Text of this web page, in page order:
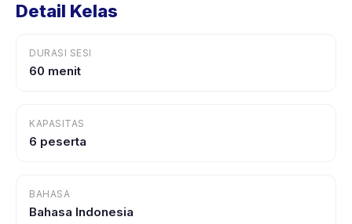
Detail Kelas
DURASI SESI
60 menit
KAPASITAS
6 peserta
BAHASA
Bahasa Indonesia